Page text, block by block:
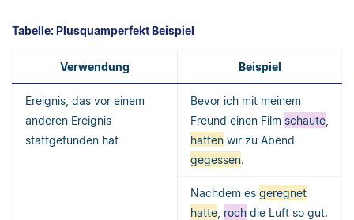
Tabelle: Plusquamperfekt Beispiel
Verwendung Beispiel
Ereignis, das vor einem
anderen Ereignis
stattgefunden hat
Bevor ich mit meinem
Freund einen Film schaute
hatten wir zu Abend
gegessen.
Nachdem es geregnet
hatte roch die Luft so gut.